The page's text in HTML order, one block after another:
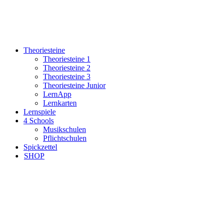
Theoriesteine
Theoriesteine 1
Theoriesteine 2
Theoriesteine 3
Theoriesteine Junior
LernApp
Lernkarten
Lernspiele
4 Schools
Musikschulen
Pflichtschulen
Spickzettel
SHOP